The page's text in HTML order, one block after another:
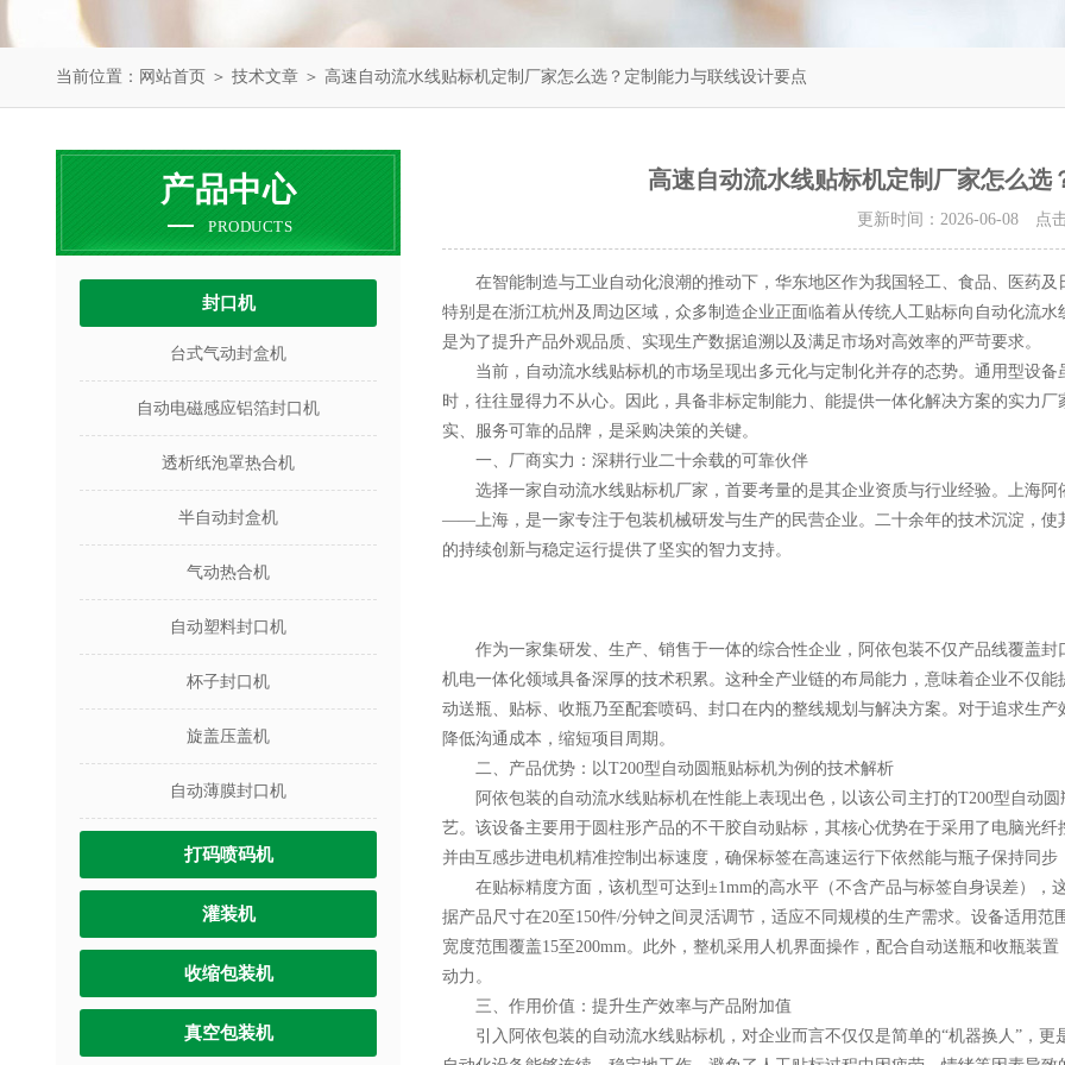
当前位置： 网站首页 ＞ 技术文章 ＞ 高速自动流水线贴标机定制厂家怎么选？定制能力与联线设计要点
产品中心
PRODUCTS
封口机
台式气动封盒机
自动电磁感应铝箔封口机
透析纸泡罩热合机
半自动封盒机
气动热合机
自动塑料封口机
杯子封口机
旋盖压盖机
自动薄膜封口机
打码喷码机
灌装机
收缩包装机
真空包装机
高速自动流水线贴标机定制厂家怎么选
更新时间：2026-06-08 点
在智能制造与工业自动化浪潮的推动下，华东地区作为我国轻工、食品、医药及
特别是在浙江杭州及周边区域，众多制造企业正面临着从传统人工贴标向自动化流
是为了提升产品外观品质、实现生产数据追溯以及满足市场对高效率的严苛要求。
当前，自动流水线贴标机的市场呈现出多元化与定制化并存的态势。通用型设备
时，往往显得力不从心。因此，具备非标定制能力、能提供一体化解决方案的实力
实、服务可靠的品牌，是采购决策的关键。
一、厂商实力：深耕行业二十余载的可靠伙伴
选择一家自动流水线贴标机厂家，首要考量的是其企业资质与行业经验。上海阿
——上海，是一家专注于包装机械研发与生产的民营企业。二十余年的技术沉淀，
的持续创新与稳定运行提供了坚实的智力支持。
作为一家集研发、生产、销售于一体的综合性企业，阿依包装不仅产品线覆盖封
机电一体化领域具备深厚的技术积累。这种全产业链的布局能力，意味着企业不仅
动送瓶、贴标、收瓶乃至配套喷码、封口在内的整线规划与解决方案。对于追求生
降低沟通成本，缩短项目周期。
二、产品优势：以T200型自动圆瓶贴标机为例的技术解析
阿依包装的自动流水线贴标机在性能上表现出色，以该公司主打的T200型自动圆
艺。该设备主要用于圆柱形产品的不干胶自动贴标，其核心优势在于采用了电脑光
并由互感步进电机精准控制出标速度，确保标签在高速运行下依然能与瓶子保持同
在贴标精度方面，该机型可达到±1mm的高水平（不含产品与标签自身误差），
据产品尺寸在20至150件/分钟之间灵活调节，适应不同规模的生产需求。设备适用范
宽度范围覆盖15至200mm。此外，整机采用人机界面操作，配合自动送瓶和收瓶装
动力。
三、作用价值：提升生产效率与产品附加值
引入阿依包装的自动流水线贴标机，对企业而言不仅仅是简单的“机器换人”，更